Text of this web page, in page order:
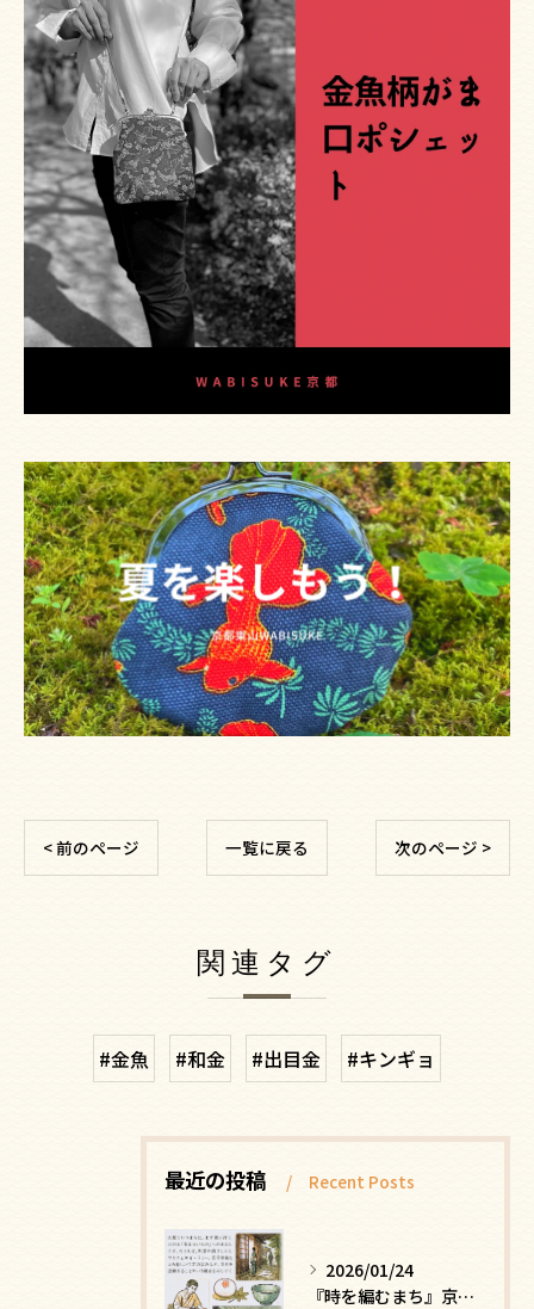
< 前のページ 一覧に戻る 次のページ >
関連タグ
#金魚 #和金 #出目金 #キンギョ
最近の投稿 Recent Posts
2026/01/24
『時を編むまち』京都ー日常にひそむ、静かな贅沢